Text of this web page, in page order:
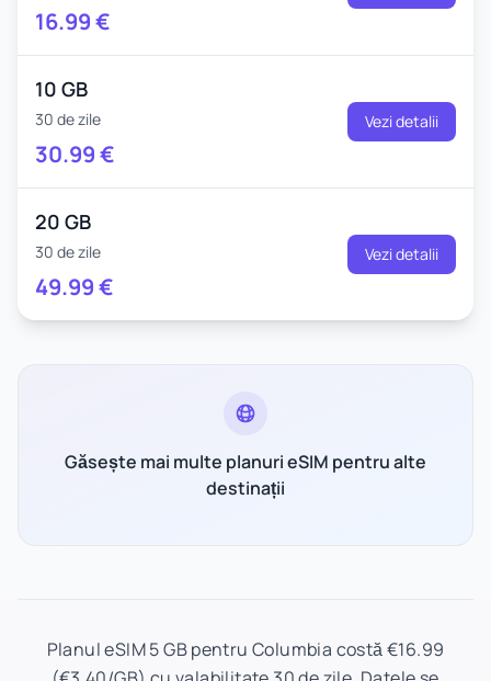
16.99€
10 GB
30 de zile
30.99€
Vezi detalii
20 GB
30 de zile
49.99€
Vezi detalii
Găsește mai multe planuri eSIM pentru alte
destinații
Planul eSIM 5 GB pentru Columbia costă €16.99